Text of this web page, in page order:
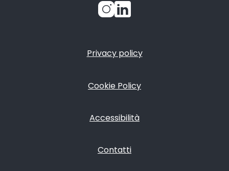
Privacy policy
Cookie Policy
Accessibilità
Contatti